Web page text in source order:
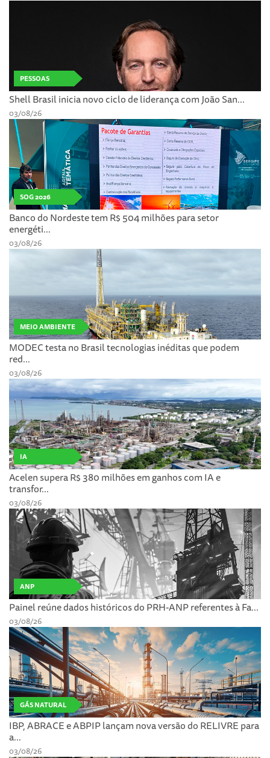
PESSOAS
Shell Brasil inicia novo ciclo de liderança com João San...
03/08/26
SOG 2026
Banco do Nordeste tem R$ 504 milhões para setor
energéti...
03/08/26
MEIO AMBIENTE
MODEC testa no Brasil tecnologias inéditas que podem
red...
03/08/26
IA
Acelen supera R$ 380 milhões em ganhos com IA e
transfor...
03/08/26
ANP
Painel reúne dados históricos do PRH-ANP referentes à Fa...
03/08/26
GÁS NATURAL
IBP, ABRACE e ABPIP lançam nova versão do RELIVRE para
a...
03/08/26